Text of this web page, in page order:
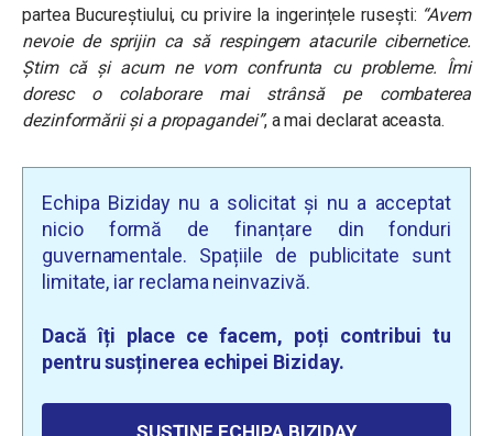
partea Bucureștiului, cu privire la ingerințele rusești: “Avem
nevoie de sprijin ca să respingem atacurile cibernetice.
Știm că și acum ne vom confrunta cu probleme. Îmi
doresc o colaborare mai strânsă pe combaterea
dezinformării și a propagandei”, a mai declarat aceasta.
Echipa Biziday nu a solicitat și nu a acceptat
nicio formă de finanțare din fonduri
guvernamentale. Spațiile de publicitate sunt
limitate, iar reclama neinvazivă.
Dacă îți place ce facem, poți contribui tu
pentru susținerea echipei Biziday.
SUSȚINE ECHIPA BIZIDAY